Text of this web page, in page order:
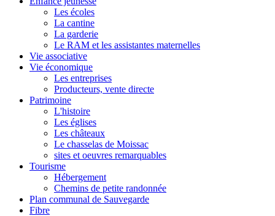
Les écoles
La cantine
La garderie
Le RAM et les assistantes maternelles
Vie associative
Vie économique
Les entreprises
Producteurs, vente directe
Patrimoine
L'histoire
Les églises
Les châteaux
Le chasselas de Moissac
sites et oeuvres remarquables
Tourisme
Hébergement
Chemins de petite randonnée
Plan communal de Sauvegarde
Fibre